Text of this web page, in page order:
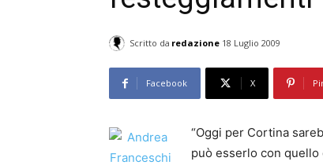
Scritto da redazione 18 Luglio 2009
Facebook X
“Oggi per Cortina
può esserlo con quello